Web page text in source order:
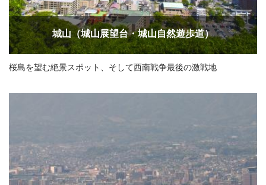
城山（城山展望台・城山自然遊歩道）
桜島を望む絶景スポット、そして西南戦争最後の激戦地